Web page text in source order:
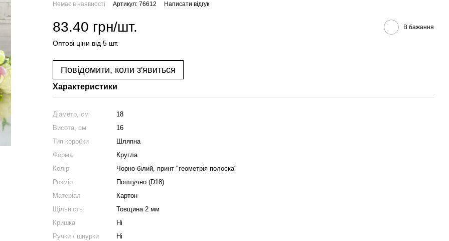
Немає в наявності Артикул: 76612 Написати відгук
83.40 грн/шт. В бажання
Оптові ціни від 5 шт.
Повідомити, коли з'явиться
Характеристики
Діаметр, см
18
Висота, см
16
Тип коробки
Шляпна
Форма
Кругла
Колір
Чорно-білий, принт "геометрія полоска"
Розмір
Поштучно (D18)
Матеріал
Картон
Щільність
Товщина 2 мм
Кришка
Ні
Ручки / шнурки
Ні